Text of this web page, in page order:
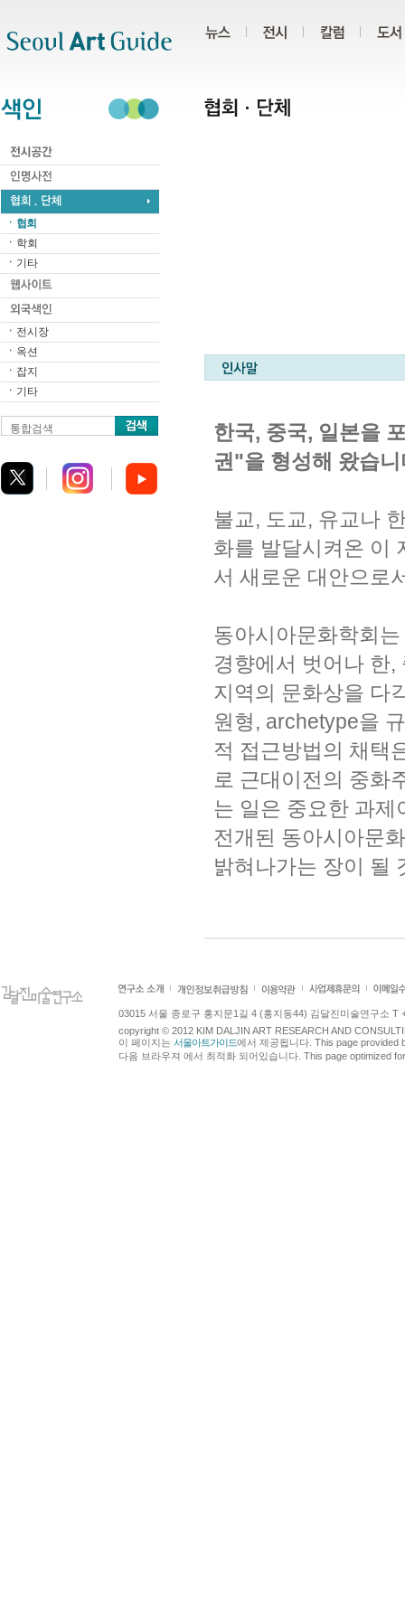
협회
학회
기타
전시장
옥션
잡지
기타
통합검색
한국, 중국, 일본을
권"을 형성해 왔습니
불교, 도교, 유교나
화를 발달시켜온 이
서 새로운 대안으로
동아시아문화학회
경향에서 벗어나 한
지역의 문화상을 다
원형, archetype을
적 접근방법의 채택
로 근대이전의 중화
는 일은 중요한 과제
전개된 동아시아문
밝혀나가는 장이 될
03015 서울 종로구 홍지문1길 4 (홍지동44) 김달진미술연구소 T
copyright © 2012 KIM DALJIN ART RESEARCH AND
이 페이지는 서울아트가이드에서 제공됩니다. This page provided
다음 브라우져 에서 최적화 되어있습니다. This page optimized